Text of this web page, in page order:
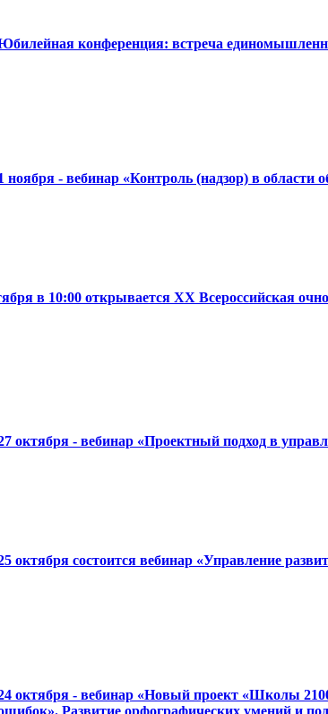
конференция: встреча
ноября - вебинар «Контроль (надзор) в области
в 10:00 открывается ХХ Всероссийская
октября - вебинар «Проектный подход в
октября состоится вебинар «Управление
октября - вебинар «Новый проект «Школы
Развитие орфографических умений и